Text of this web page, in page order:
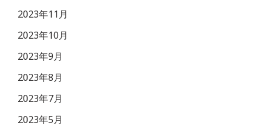
2023年11月
2023年10月
2023年9月
2023年8月
2023年7月
2023年5月